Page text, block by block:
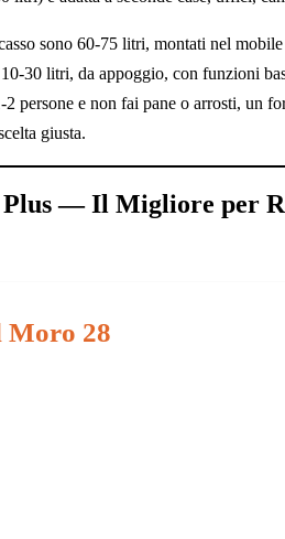
sono 60-75 litri, montati nel
30 litri, da appoggio, con funzioni
persone e non fai pane o arrosti, un
giusta.
— Il Migliore per
Moro 28